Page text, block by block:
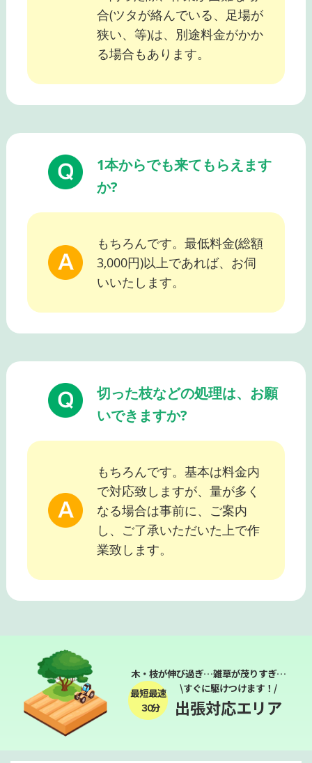
合(ツタが絡んでいる、足場が
狭い、等)は、別途料金がかか
る場合もあります。
1本からでも来てもらえます
か?
もちろんです。最低料金(総額
3,000円)以上であれば、お伺
いいたします。
切った枝などの処理は、お願
いできますか?
もちろんです。基本は料金内
で対応致しますが、量が多く
なる場合は事前に、ご案内
し、ご了承いただいた上で作
業致します。
木・枝が伸び過ぎ…雑草が茂りすぎ…
最短最速
３０分
\すぐに駆けつけます！/
出張対応エリア